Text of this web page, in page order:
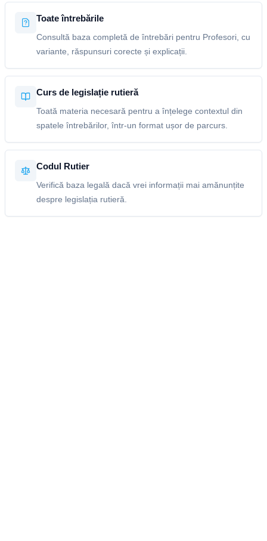
Toate întrebările
Consultă baza completă de întrebări pentru Profesori, cu
variante, răspunsuri corecte și explicații.
Curs de legislație rutieră
Toată materia necesară pentru a înțelege contextul din
spatele întrebărilor, într-un format ușor de parcurs.
Codul Rutier
Verifică baza legală dacă vrei informații mai amănunțite
despre legislația rutieră.